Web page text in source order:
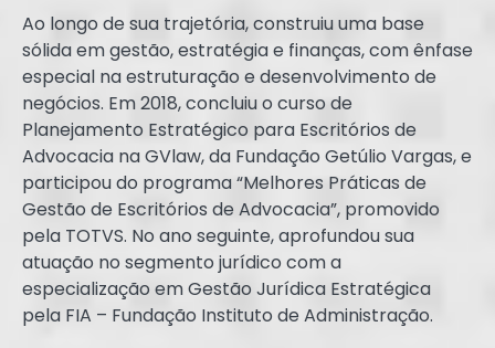
Ao longo de sua trajetória, construiu uma base
sólida em gestão, estratégia e finanças, com ênfase
especial na estruturação e desenvolvimento de
negócios. Em 2018, concluiu o curso de
Planejamento Estratégico para Escritórios de
Advocacia na GVlaw, da Fundação Getúlio Vargas, e
participou do programa “Melhores Práticas de
Gestão de Escritórios de Advocacia”, promovido
pela TOTVS. No ano seguinte, aprofundou sua
atuação no segmento jurídico com a
especialização em Gestão Jurídica Estratégica
pela FIA – Fundação Instituto de Administração.